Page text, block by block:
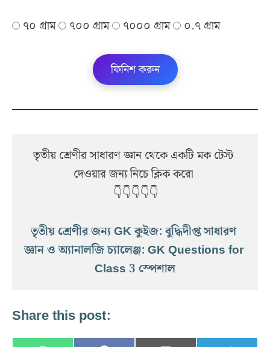
৭০ গ্রাম
৭০০ গ্রাম ৭০০০ গ্রাম ০.৭ গ্রাম
ফিনিশ করুন
তৃতীয় শ্রেণীর সাধারণ জ্ঞান থেকে একটি মক টেস্ট
দেওয়ার জন্য নিচে ক্লিক করো
👇👇👇👇👇
তৃতীয় শ্রেণীর জন্য GK কুইজ: বুদ্ধিদীপ্ত সাধারণ
জ্ঞান ও অ্যানালজি চ্যালেঞ্জ: GK Questions for
Class 3 স্পেশাল
Share this post: